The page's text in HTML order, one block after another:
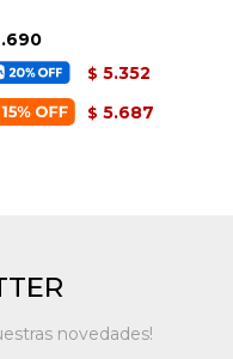
$ 5.352
$ 5.687
novedades!